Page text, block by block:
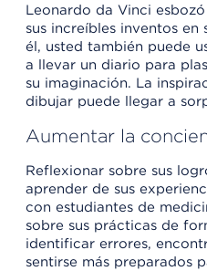
Leonardo da Vinci
sus increíbles inventos en
él, usted también puede
a llevar un diario para
su imaginación. La
dibujar puede llegar a
Aumentar la
Reflexionar sobre sus
aprender de sus
con estudiantes de
sobre sus prácticas de
identificar errores,
sentirse más preparados